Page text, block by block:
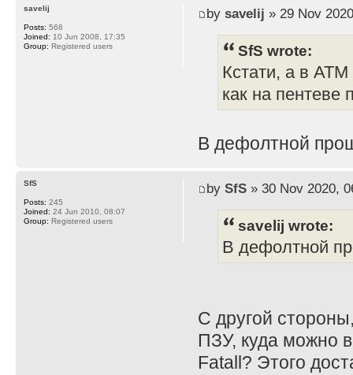
by savelij » 29 Nov
SfS wrote:
Кстати, а в
как на
В дефолтной
savelij
Posts: 568
Joined: 10 Jun 2008, 17:35
Group: Registered users
by SfS» 30 Nov 2020,
savelij wrote:
В дефолтной
С другой
ПЗУ, куда можно
Fatall? Этого
SfS
Posts: 245
Joined: 24 Jun 2010, 08:07
Group: Registered users